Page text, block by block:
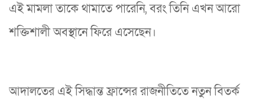
এই মামলা তাকে থামাতে পারেনি, বরং তিনি এখন আরো
শক্তিশালী অবস্থানে ফিরে এসেছেন।
আদালতের এই সিদ্ধান্ত ফ্রান্সের রাজনীতিতে নতুন বিতর্ক